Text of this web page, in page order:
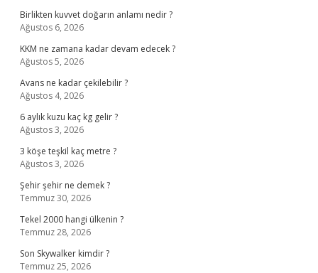
Birlikten kuvvet doğarın anlamı nedir ?
Ağustos 6, 2026
KKM ne zamana kadar devam edecek ?
Ağustos 5, 2026
Avans ne kadar çekilebilir ?
Ağustos 4, 2026
6 aylık kuzu kaç kg gelir ?
Ağustos 3, 2026
3 köşe teşkil kaç metre ?
Ağustos 3, 2026
Şehir şehir ne demek ?
Temmuz 30, 2026
Tekel 2000 hangi ülkenin ?
Temmuz 28, 2026
Son Skywalker kimdir ?
Temmuz 25, 2026